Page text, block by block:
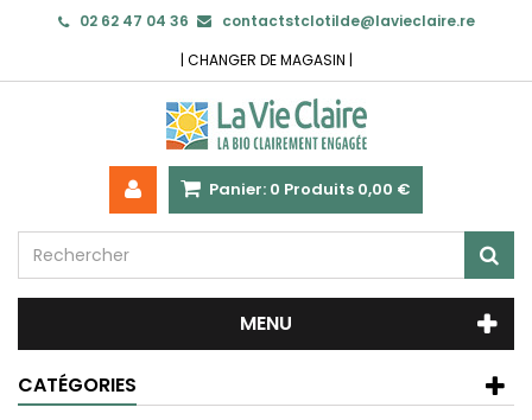
02 62 47 04 36
contactstclotilde@lavieclaire.re
| CHANGER DE MAGASIN |
Panier: 0 Produits 0,00 €
MENU
CATÉGORIES